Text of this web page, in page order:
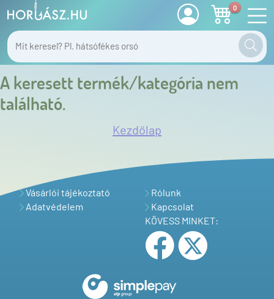
0
A keresett termék/kategória nem
található.
Kezdőlap
Vásárlói tájékoztató
Adatvédelem
Rólunk
Kapcsolat
KÖVESS MINKET: